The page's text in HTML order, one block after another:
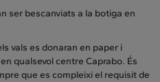
ser bescanviats a la botiga en
vals es donaran en paper i
qualsevol centre Caprabo. És
que es compleixi el requisit de